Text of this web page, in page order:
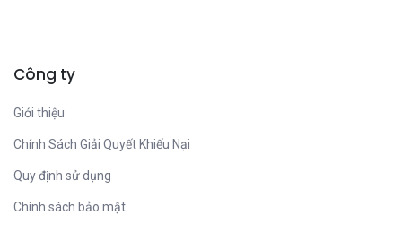
Công ty
Giới thiệu
Chính Sách Giải Quyết Khiếu Nại
Quy định sử dụng
Chính sách bảo mật